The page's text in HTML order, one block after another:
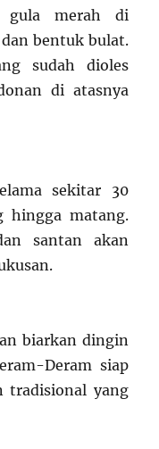
gula merah di
bentuk bulat.
sudah dioles
di atasnya
sekitar 30
hingga matang.
santan akan
biarkan dingin
Deram siap
tradisional yang